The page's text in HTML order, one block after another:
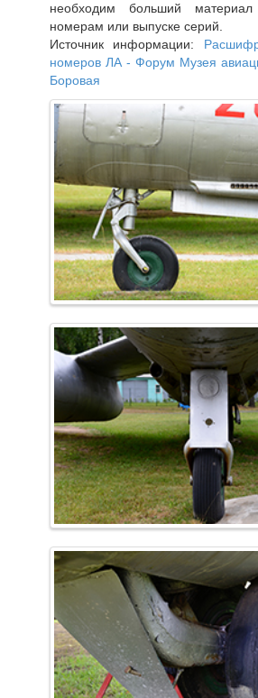
необходим больший
номерам или выпуске серий.
Источник информации:
номеров ЛА - Форум Музея
Боровая